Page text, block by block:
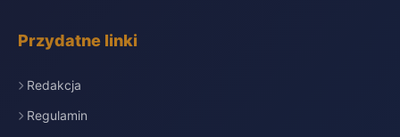
Przydatne linki
Redakcja
Regulamin